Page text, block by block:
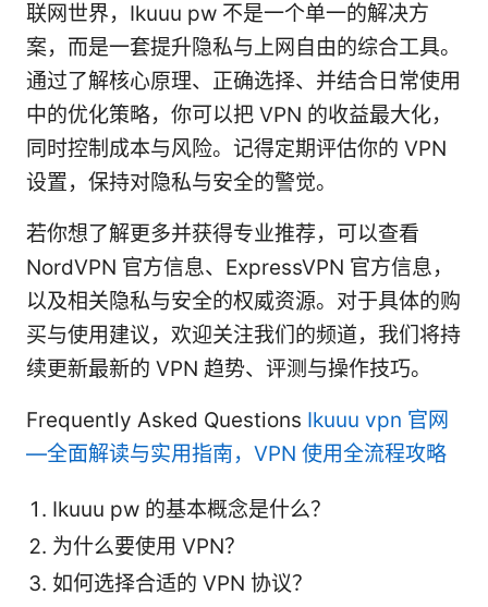
联网世界，Ikuuu pw 不是一个单一的解决方
案，而是一套提升隐私与上网自由的综合工具。
通过了解核心原理、正确选择、并结合日常使用
中的优化策略，你可以把 VPN 的收益最大化，
同时控制成本与风险。记得定期评估你的 VPN
设置，保持对隐私与安全的警觉。
若你想了解更多并获得专业推荐，可以查看
NordVPN 官方信息、ExpressVPN 官方信息，
以及相关隐私与安全的权威资源。对于具体的购
买与使用建议，欢迎关注我们的频道，我们将持
续更新最新的 VPN 趋势、评测与操作技巧。
Frequently Asked Questions Ikuuu vpn 官网
—全面解读与实用指南，VPN 使用全流程攻略
Ikuuu pw 的基本概念是什么？
为什么要使用 VPN？
如何选择合适的 VPN 协议？